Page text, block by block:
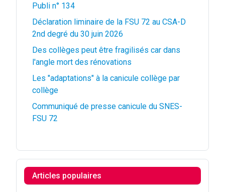
Publi n° 134
Déclaration liminaire de la FSU 72 au CSA-D
2nd degré du 30 juin 2026
Des collèges peut être fragilisés car dans
l'angle mort des rénovations
Les "adaptations" à la canicule collège par
collège
Communiqué de presse canicule du SNES-
FSU 72
Articles populaires